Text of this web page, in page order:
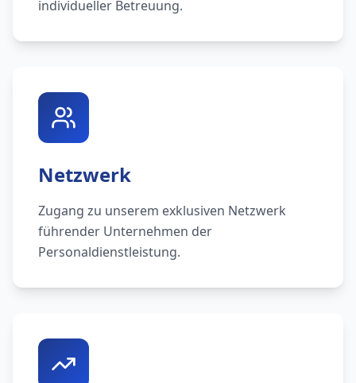
individueller Betreuung.
Netzwerk
Zugang zu unserem exklusiven Netzwerk
führender Unternehmen der
Personaldienstleistung.